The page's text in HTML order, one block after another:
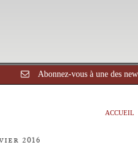
Abonnez-vous à une des
ACCUEIL
2016